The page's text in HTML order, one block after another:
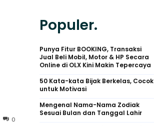
0
Populer.
Punya Fitur BOOKING, Transaksi
Jual Beli Mobil, Motor & HP Secara
Online di OLX Kini Makin Tepercaya
50 Kata-kata Bijak Berkelas, Cocok
untuk Motivasi
Mengenal Nama-Nama Zodiak
Sesuai Bulan dan Tanggal Lahir